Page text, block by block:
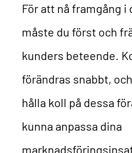
För att nå framgång i
måste du först och
kunders beteende.
förändras snabbt,
hålla koll på dessa
kunna anpassa dina